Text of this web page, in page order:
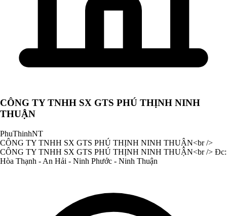
CÔNG TY TNHH SX GTS PHÚ THỊNH NINH
THUẬN
PhuThinhNT
CÔNG TY TNHH SX GTS PHÚ THỊNH NINH THUẬN<br />
CÔNG TY TNHH SX GTS PHÚ THỊNH NINH THUẬN<br /> Đc:
Hòa Thạnh - An Hải - Ninh Phước - Ninh Thuận